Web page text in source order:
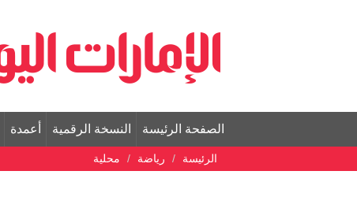
الصفحة الرئيسة النسخة الرقمية أعمدة
الرئيسة رياضة محلية